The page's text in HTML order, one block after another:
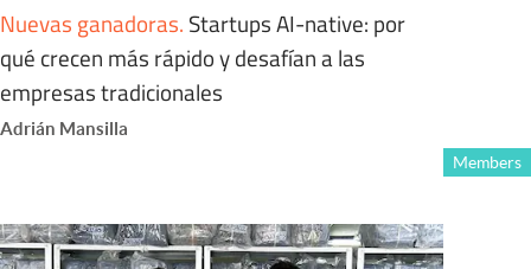
Nuevas ganadoras. Startups AI-native: por
qué crecen más rápido y desafían a las
empresas tradicionales
Adrián Mansilla
Members